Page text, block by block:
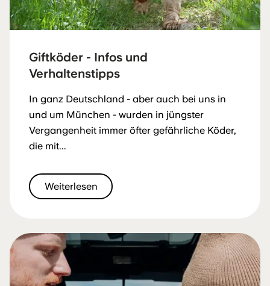
Giftköder - Infos und
Verhaltenstipps
In ganz Deutschland - aber auch bei uns in
und um München - wurden in jüngster
Vergangenheit immer öfter gefährliche Köder,
die mit...
Weiterlesen